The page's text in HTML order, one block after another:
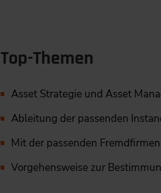
Top-Themen
Asset Strategie und Asset
Ableitung der passenden
Mit der passenden
Vorgehensweise zur